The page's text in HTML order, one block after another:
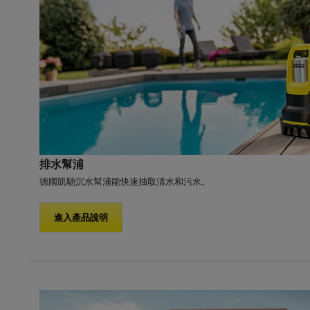
排水幫浦
德國凱馳沉水幫浦能快速抽取清水和污水。
進入產品說明